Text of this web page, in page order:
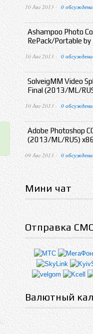
10 Авг 2013 · 0
Ashampoo Photo
RePack/Portable by
10 Авг 2013 · 0
SolveigMM Video
Final (2013/ML/
10 Авг 2013 · 0
Adobe Photoshop
(2013/ML/RUS)
09 Авг 2013 · 0
Мини чат
Отправка СМС
Валютный